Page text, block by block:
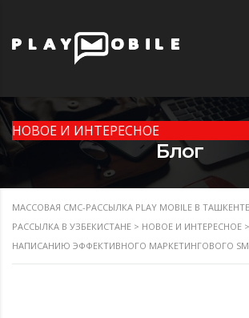
НОВОЕ И ИНТЕРЕСНОЕ
Блог
МАССОВАЯ СМС-РАССЫЛКА PLAY MOBILE В ТАШКЕНТЕ
РАССЫЛКА В УЗБЕКИСТАНЕ > НОВОЕ И ИНТЕРЕСНОЕ >
НАПИСАНИЮ ЭФФЕКТИВНОГО МАРКЕТИНГОВОГО